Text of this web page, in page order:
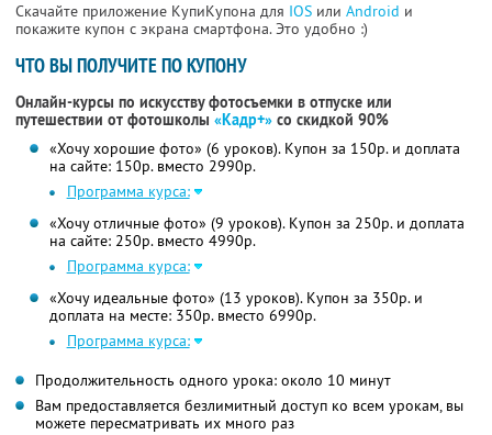
Скачайте приложение КупиКупона для IOS или Android и
покажите купон с экрана смартфона. Это удобно :)
ЧТО ВЫ ПОЛУЧИТЕ ПО КУПОНУ
Онлайн-курсы по искусству фотосъемки в отпуске или
путешествии от фотошколы «Кадр+» со скидкой 90%
«Хочу хорошие фото» (6 уроков). Купон за 150р. и доплата
на сайте: 150р. вместо 2990р.
Программа курса:
«Хочу отличные фото» (9 уроков). Купон за 250р. и доплата
на сайте: 250р. вместо 4990р.
Программа курса:
«Хочу идеальные фото» (13 уроков). Купон за 350р. и
доплата на месте: 350р. вместо 6990р.
Программа курса:
Продолжительность одного урока: около 10 минут
Вам предоставляется безлимитный доступ ко всем урокам, вы
можете пересматривать их много раз